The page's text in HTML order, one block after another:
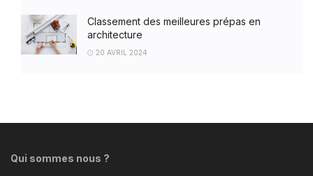
Classement des meilleures prépas en
architecture
20 AVRIL 2024
Qui sommes nous ?